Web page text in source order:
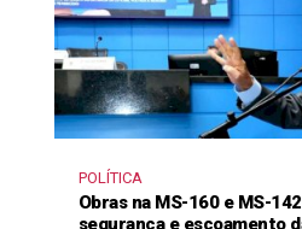
POLÍTICA
Obras na MS-160 e MS-
segurança e escoamento